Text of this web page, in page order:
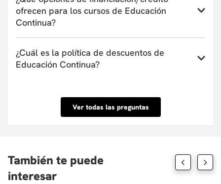
ofrecen para los cursos de Educación
Continua?
entidades financieras que ofrecen financiación de
uno a seis meses. Estas entidades pueden cubrir
inmediata. Conoce las entidades con las que
tenemos convenio aquí.
¿Cuál es la política de descuentos de
Educación Continua?
Ver todas las preguntas
También te puede
interesar